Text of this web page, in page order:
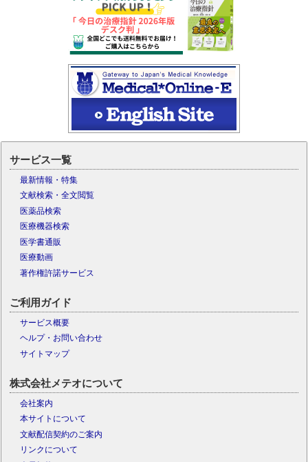
サービス一覧
最新情報・特集
文献検索・全文閲覧
医薬品検索
医療機器検索
医学書通販
医療動画
著作権許諾サービス
ご利用ガイド
サービス概要
ヘルプ・お問い合わせ
サイトマップ
株式会社メテオについて
会社案内
本サイトについて
文献配信契約のご案内
リンクについて